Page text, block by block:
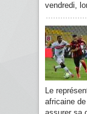
vendredi,
Le
africaine